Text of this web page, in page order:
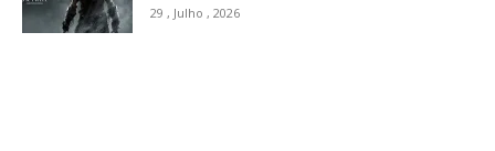
29 , Julho , 2026